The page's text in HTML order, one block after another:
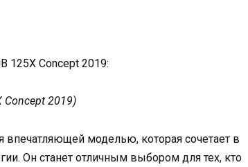
125X Concept 2019:
Concept 2019)
впечатляющей моделью, которая сочетает в
Он станет отличным выбором для тех, кто